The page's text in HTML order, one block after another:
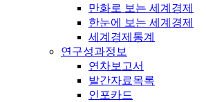
만화로 보는 세계경제
한눈에 보는 세계경제
세계경제통계
연구성과정보
연차보고서
발간자료목록
인포카드